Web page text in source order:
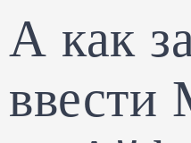
А как
ввести